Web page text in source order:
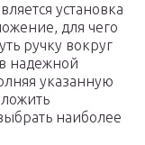
установка
для чего
ручку вокруг
надежной
указанную
наиболее